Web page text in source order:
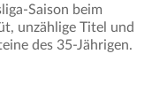
Saison beim
unzählige Titel und
des 35-Jährigen.